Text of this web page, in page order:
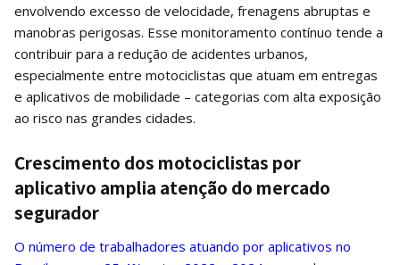
envolvendo excesso de velocidade, frenagens abruptas e
manobras perigosas. Esse monitoramento contínuo tende a
contribuir para a redução de acidentes urbanos,
especialmente entre motociclistas que atuam em entregas
e aplicativos de mobilidade – categorias com alta exposição
ao risco nas grandes cidades.
Crescimento dos motociclistas por
aplicativo amplia atenção do mercado
segurador
O número de trabalhadores atuando por aplicativos no